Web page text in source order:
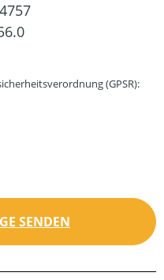
(GPSR):
SENDEN